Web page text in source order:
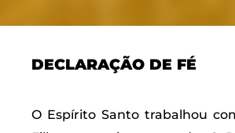
DECLARAÇÃO DE FÉ
O Espírito Santo trabalhou